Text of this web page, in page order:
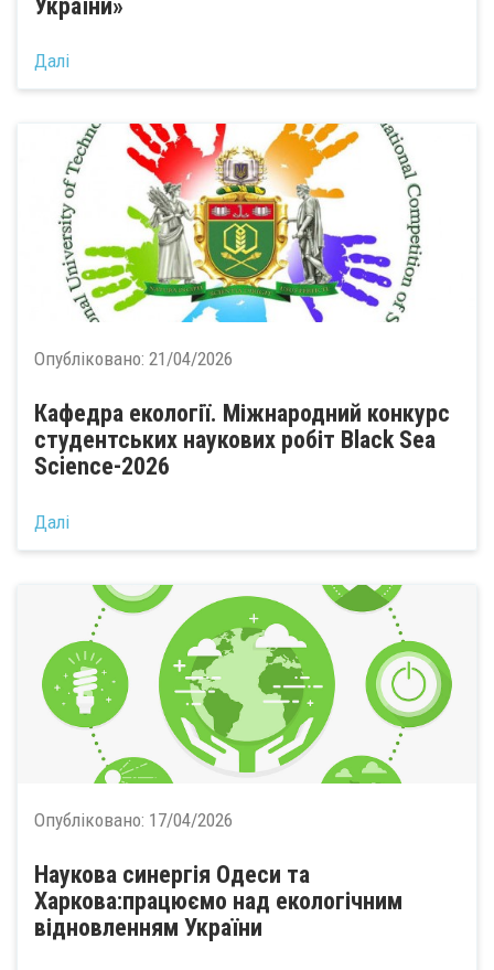
України»
Далі
Опубліковано: 21/04/2026
Кафедра екології. Міжнародний конкурс
студентських наукових робіт Black Sea
Science-2026
Далі
Опубліковано: 17/04/2026
Наукова синергія Одеси та
Харкова:працюємо над екологічним
відновленням України